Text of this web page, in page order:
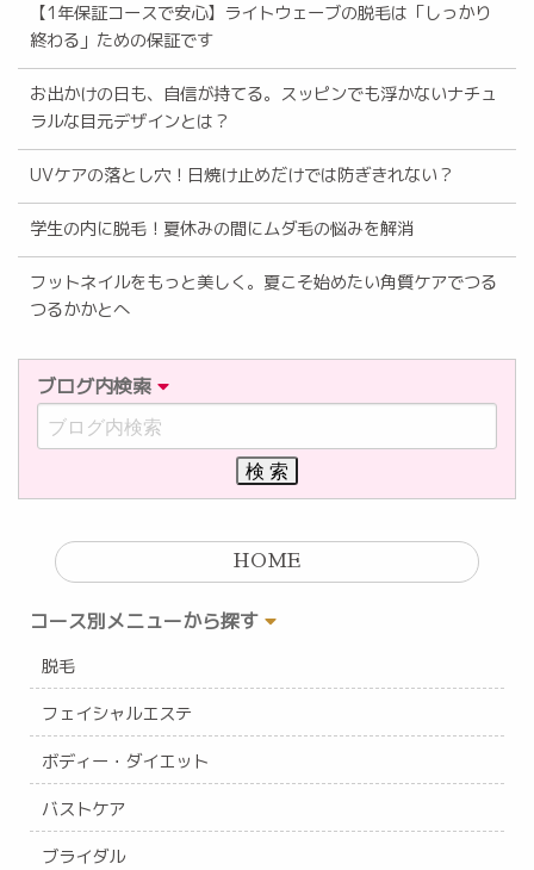
【1年保証コースで安心】ライトウェーブの脱毛は「しっかり
終わる」ための保証です
お出かけの日も、自信が持てる。スッピンでも浮かないナチュ
ラルな目元デザインとは？
UVケアの落とし穴！日焼け止めだけでは防ぎきれない？
学生の内に脱毛！夏休みの間にムダ毛の悩みを解消
フットネイルをもっと美しく。夏こそ始めたい角質ケアでつる
つるかかとへ
ブログ内検索
HOME
コース別メニューから探す
脱毛
フェイシャルエステ
ボディー・ダイエット
バストケア
ブライダル